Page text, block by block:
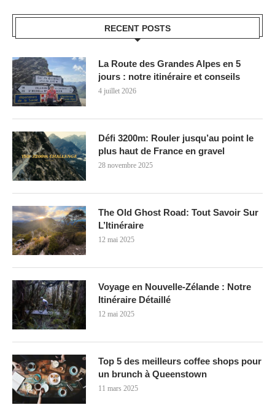
RECENT POSTS
La Route des Grandes Alpes en 5
jours : notre itinéraire et conseils
4 juillet 2026
Défi 3200m: Rouler jusqu’au point le
plus haut de France en gravel
28 novembre 2025
The Old Ghost Road: Tout Savoir Sur
L’Itinéraire
12 mai 2025
Voyage en Nouvelle-Zélande : Notre
Itinéraire Détaillé
12 mai 2025
Top 5 des meilleurs coffee shops pour
un brunch à Queenstown
11 mars 2025